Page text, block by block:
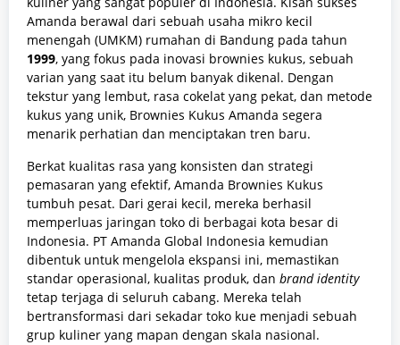
Amanda berawal dari sebuah usaha mikro kecil
menengah (UMKM) rumahan di Bandung pada tahun
1999, yang fokus pada inovasi brownies kukus, sebuah
varian yang saat itu belum banyak dikenal. Dengan
tekstur yang lembut, rasa cokelat yang pekat, dan metode
kukus yang unik, Brownies Kukus Amanda segera
menarik perhatian dan menciptakan tren baru.
Berkat kualitas rasa yang konsisten dan strategi
pemasaran yang efektif, Amanda Brownies Kukus
tumbuh pesat. Dari gerai kecil, mereka berhasil
memperluas jaringan toko di berbagai kota besar di
Indonesia. PT Amanda Global Indonesia kemudian
dibentuk untuk mengelola ekspansi ini, memastikan
standar operasional, kualitas produk, dan brand identity
tetap terjaga di seluruh cabang. Mereka telah
bertransformasi dari sekadar toko kue menjadi sebuah
grup kuliner yang mapan dengan skala nasional.